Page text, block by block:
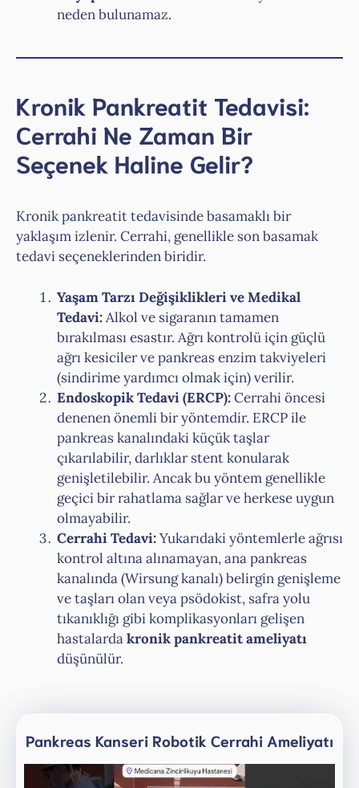
neden bulunamaz.
Kronik Pankreatit Tedavisi:
Cerrahi Ne Zaman Bir
Seçenek Haline Gelir?
Kronik pankreatit tedavisinde basamaklı bir
yaklaşım izlenir. Cerrahi, genellikle son basamak
tedavi seçeneklerinden biridir.
Yaşam Tarzı Değişiklikleri ve Medikal
Tedavi:Alkol ve sigaranın tamamen
bırakılması esastır. Ağrı kontrolü için güçlü
ağrı kesiciler ve pankreas enzim takviyeleri
(sindirime yardımcı olmak için) verilir.
Endoskopik Tedavi (ERCP):Cerrahi öncesi
denenen önemli bir yöntemdir. ERCP ile
pankreas kanalındaki küçük taşlar
çıkarılabilir, darlıklar stent konularak
genişletilebilir. Ancak bu yöntem genellikle
geçici bir rahatlama sağlar ve herkese uygun
olmayabilir.
Cerrahi Tedavi:Yukarıdaki yöntemlerle ağrısı
kontrol altına alınamayan, ana pankreas
kanalında (Wirsung kanalı) belirgin genişleme
ve taşları olan veya psödokist, safra yolu
tıkanıklığı gibi komplikasyonları gelişen
hastalardakronik pankreatit ameliyatı
düşünülür.
Pankreas Kanseri Robotik Cerrahi Ameliyatı